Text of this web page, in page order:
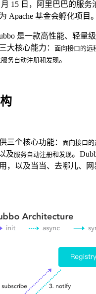
15 日，阿里巴巴的服务
Apache 基金会孵化项目。
是一款高性能、轻量级
大核心能力： 面向接口的远
服务自动注册和发现。
个核心功能： 面向接口的
及服务自动注册和发现。
，以及当当、去哪儿、